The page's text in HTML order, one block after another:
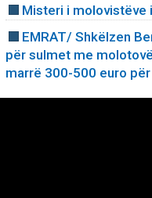
Misteri i molovistëve
EMRAT/ Shkëlzen
për sulmet me
marrë 300-500 euro